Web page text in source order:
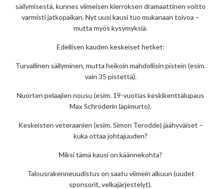
säilymisestä, kunnes viimeisen kierroksen dramaattinen voitto
varmisti jatkopaikan. Nyt uusi kausi tuo mukanaan toivoa –
mutta myös kysymyksiä.
Edellisen kauden keskeiset hetket:
Turvallinen säilyminen, mutta heikoin mahdollisin pistein (esim.
vain 35 pistettä).
Nuorten pelaajien nousu (esim. 19-vuotias keskikenttälupaus
Max Schröderin läpimurto).
Keskeisten veteraanien (esim. Simon Terodde) jäähyväiset –
kuka ottaa johtajuuden?
Miksi tämä kausi on käännekohta?
Talousrakenneuudistus on saatu viimein alkuun (uudet
sponsorit, velkajärjestelyt).